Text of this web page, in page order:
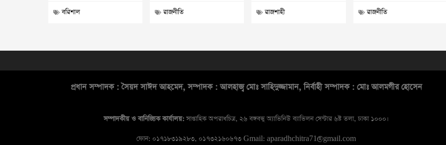
বরিশাল রাজনীতি রাজশাহী রাজনীতি
প্রধান সম্পাদক : সৈয়দ সাঈদ আহমেদ, সম্পাদক : আলহাজ্ব মোঃ সাহিদুজ্জামান, নির্বাহী সম্পাদক : মোঃ আলমগীর হোসেন
সম্পাদকীয় ও বানিজ্যিক কার্যালয়:সাপ্তাহিক অপরাধচিত্র, ২৬ বঙ্গবন্ধু অ্যাভিনিউ ব্যাভিলন সেন্টার ৬ষ্ট তলা, ঢাকা ১০০০।
ফোন: ০১৭১৮৩১৯২৮৩, ০১৭৩২১৬০৬৭৩ Gmail: aparadhchitra71@gmail.com